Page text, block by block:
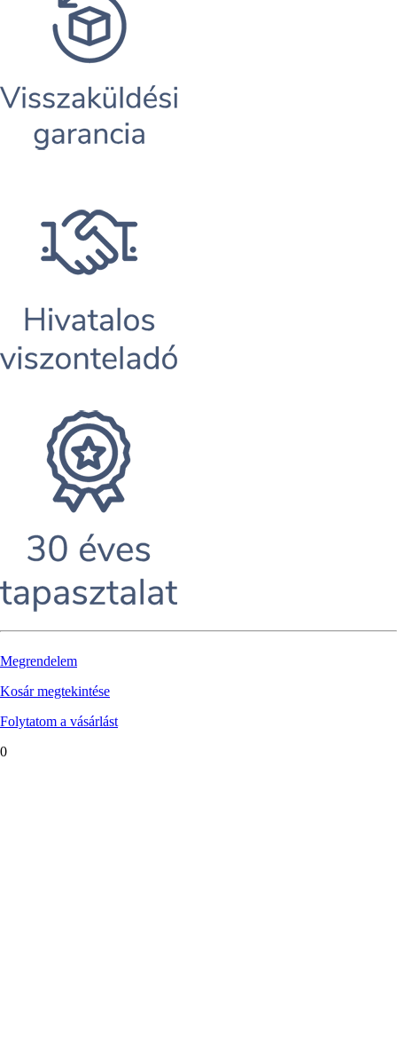
Megrendelem
Kosár megtekintése
Folytatom a vásárlást
0